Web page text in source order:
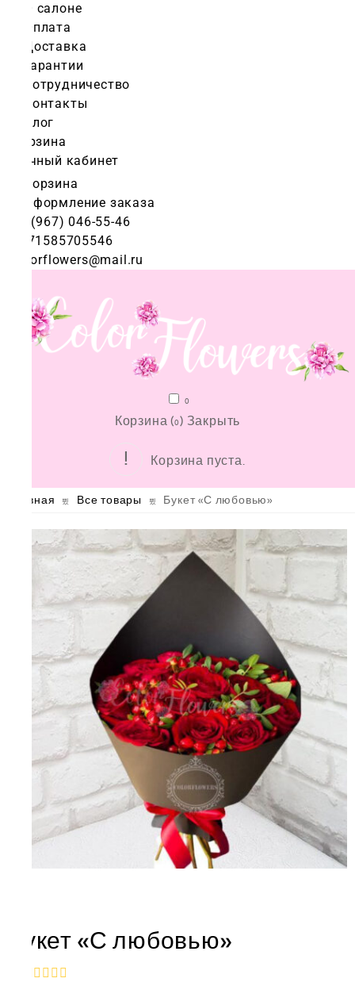
О салоне
Оплата
Доставка
Гарантии
Сотрудничество
Контакты
Блог
Корзина
Личный кабинет
Корзина
Оформление заказа
+7 (967) 046-55-46
+971585705546
colorflowers@mail.ru
0
Корзина (0) Закрыть
Корзина пуста.
Главная Все товары Букет «С любовью»
Букет «С любовью»